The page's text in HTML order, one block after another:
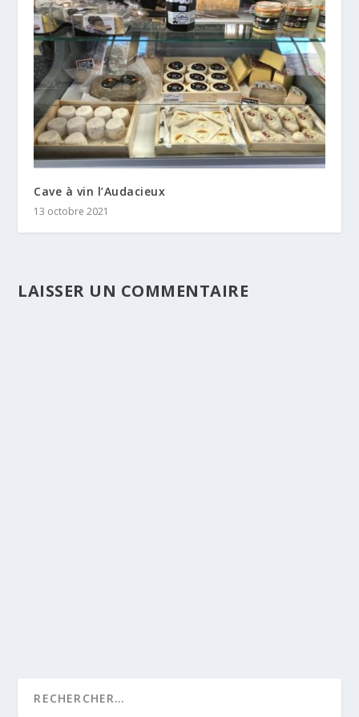
Cave à vin l’Audacieux
13 octobre 2021
LAISSER UN COMMENTAIRE